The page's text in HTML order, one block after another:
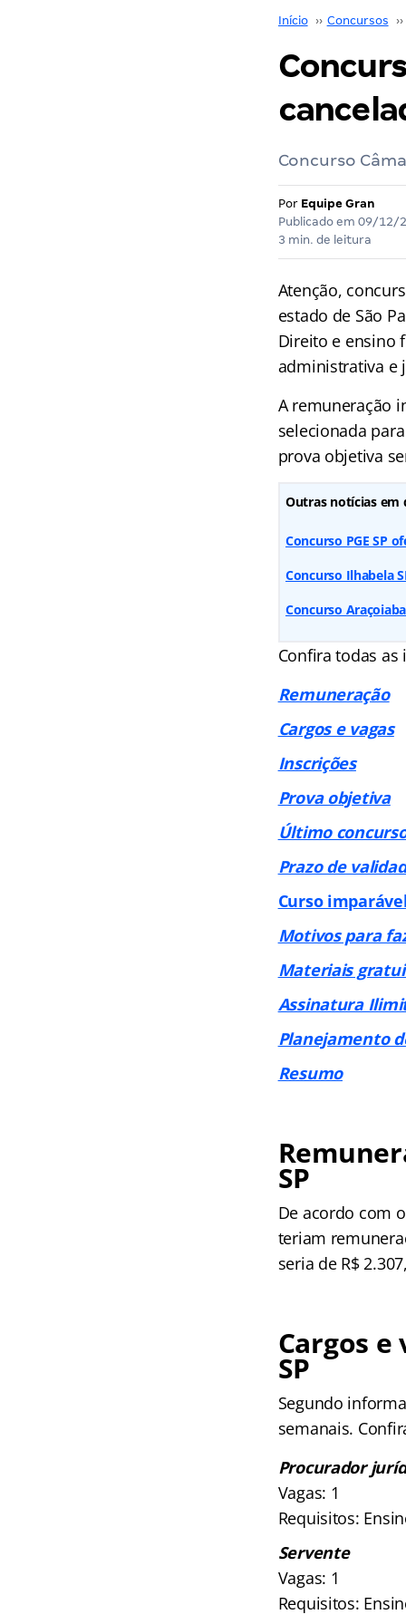
Início ›› Concursos ››
Concurso
Por Equipe Gran
Publicado em 09/12/
3 min. de leitura
Atenção,
estado de São
Direito e ensino
administrativa e
A remuneração
selecionada
prova objetiva
Outras notícias em
Concurso PGE SP
Concurso Ilhabela
Concurso
Confira todas
Remuneração
Cargos e vagas
Inscrições
Prova objetiva
Último
Prazo de
Curso
Motivos para
Materiais
Assinatura
Planejamento
Resumo
SP
De acordo com
teriam
seria de R$
Cargos
SP
Segundo
semanais.
Procurador
Vagas: 1
Requisitos:
Servente
Vagas: 1
Requisitos: